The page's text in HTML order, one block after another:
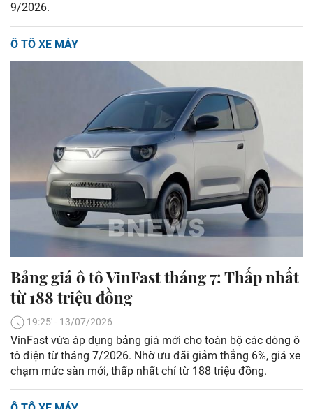
9/2026.
Ô TÔ XE MÁY
Bảng giá ô tô VinFast tháng 7: Thấp nhất
từ 188 triệu đồng
19:25' - 13/07/2026
VinFast vừa áp dụng bảng giá mới cho toàn bộ các dòng ô
tô điện từ tháng 7/2026. Nhờ ưu đãi giảm thẳng 6%, giá xe
chạm mức sàn mới, thấp nhất chỉ từ 188 triệu đồng.